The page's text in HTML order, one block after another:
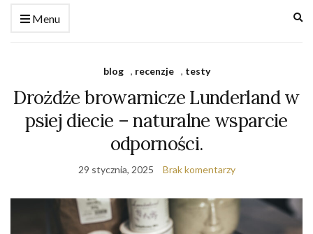
Menu
blog , recenzje , testy
Drożdże browarnicze Lunderland w
psiej diecie – naturalne wsparcie
odporności.
29 stycznia, 2025 Brak komentarzy